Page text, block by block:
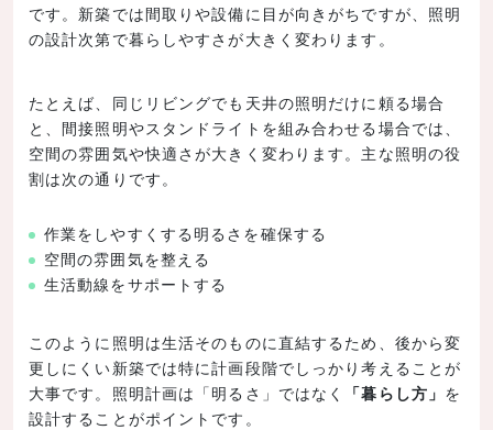
です。新築では間取りや設備に目が向きがちですが、照明
の設計次第で暮らしやすさが大きく変わります。
たとえば、同じリビングでも天井の照明だけに頼る場合
と、間接照明やスタンドライトを組み合わせる場合では、
空間の雰囲気や快適さが大きく変わります。主な照明の役
割は次の通りです。
作業をしやすくする明るさを確保する
空間の雰囲気を整える
生活動線をサポートする
このように照明は生活そのものに直結するため、後から変
更しにくい新築では特に計画段階でしっかり考えることが
大事です。照明計画は「明るさ」ではなく
「暮らし方」 を
設計することがポイントです。